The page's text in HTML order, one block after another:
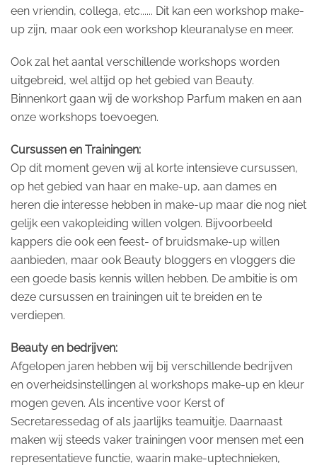
een vriendin, collega, etc...... Dit kan een workshop make-
up zijn, maar ook een workshop kleuranalyse en meer.
Ook zal het aantal verschillende workshops worden
uitgebreid, wel altijd op het gebied van Beauty.
Binnenkort gaan wij de workshop Parfum maken en aan
onze workshops toevoegen.
Cursussen en Trainingen:
Op dit moment geven wij al korte intensieve cursussen,
op het gebied van haar en make-up, aan dames en
heren die interesse hebben in make-up maar die nog niet
gelijk een vakopleiding willen volgen. Bijvoorbeeld
kappers die ook een feest- of bruidsmake-up willen
aanbieden, maar ook Beauty bloggers en vloggers die
een goede basis kennis willen hebben. De ambitie is om
deze cursussen en trainingen uit te breiden en te
verdiepen.
Beauty en bedrijven:
Afgelopen jaren hebben wij bij verschillende bedrijven
en overheidsinstellingen al workshops make-up en kleur
mogen geven. Als incentive voor Kerst of
Secretaressedag of als jaarlijks teamuitje. Daarnaast
maken wij steeds vaker trainingen voor mensen met een
representatieve functie, waarin make-uptechnieken,